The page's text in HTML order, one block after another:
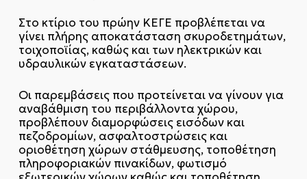
Στο κτίριο του πρώην ΚΕΓΕ προβλέπεται να
γίνει πλήρης αποκατάσταση σκυροδετημάτων,
τοιχοποϊίας, καθώς και των ηλεκτρικών και
υδραυλικών εγκαταστάσεων.
Οι παρεμβάσεις που προτείνεται να γίνουν για
αναβάθμιση του περιβάλλοντα χώρου,
προβλέπουν διαμορφώσεις εισόδων και
πεζοδρομίων, ασφαλτοστρώσεις και
οριοθέτηση χώρων στάθμευσης, τοποθέτηση
πληροφοριακών πινακίδων, φωτισμό